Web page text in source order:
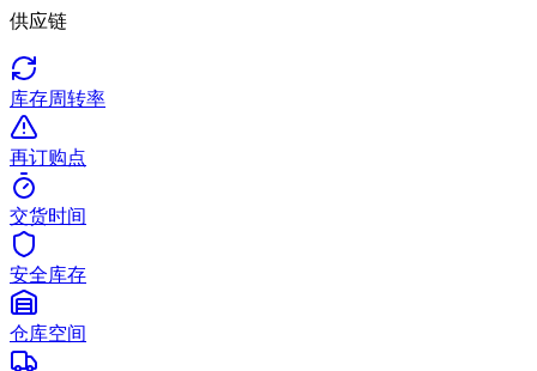
供应链
库存周转率
再订购点
交货时间
安全库存
仓库空间